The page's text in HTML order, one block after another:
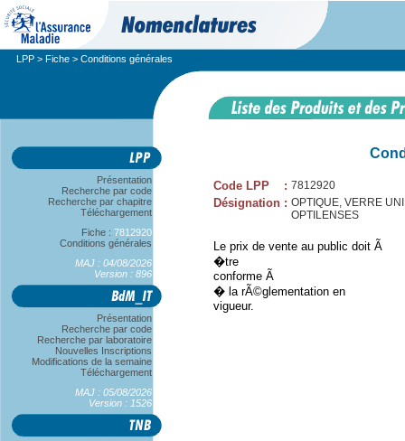
LPP > Fiche > Conditions générales
Présentation
Recherche par code
Recherche par chapitre
Téléchargement
Fiche : 7812920
Conditions générales
MAJ : 04/08/2026
Version : 896
Présentation
Recherche par code
Recherche par laboratoire
Nouvelles Inscriptions
Modifications de la semaine
Téléchargement
MAJ : 05/08/2026
Version : 1526
Code LPP : 7812920
Désignation : OPTIQUE, VERRE
OPTILENSES
Le prix de vente au public doit Ã
�tre
conforme Ã
� la rÃ©glementation en
vigueur.